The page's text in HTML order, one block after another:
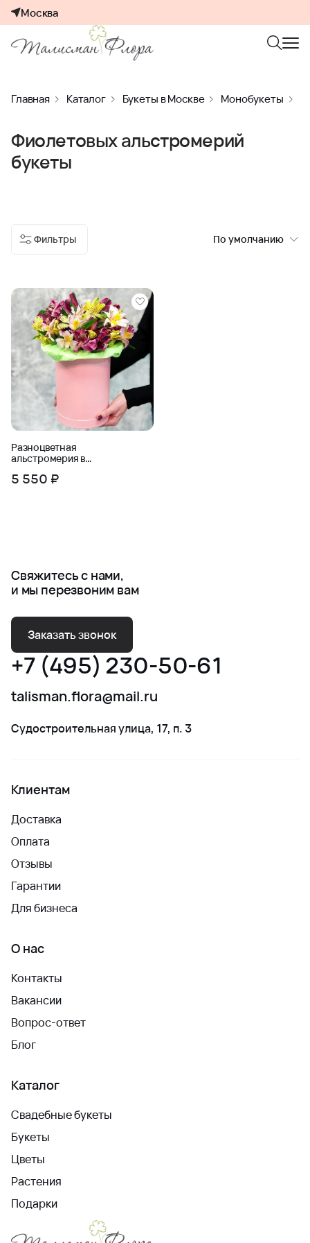
Москва
Главная Каталог Букеты в Москве Монобукеты
Фиолетовых альстромерий
букеты
Фильтры По умолчанию
Разноцветная
альстромерия в
5 550 ₽
Свяжитесь с нами,
и мы перезвоним вам
Заказать звонок
+7 (495) 230-50-61
talisman.flora@mail.ru
Судостроительная улица, 17, п. 3
Клиентам
Доставка
Оплата
Отзывы
Гарантии
Для бизнеса
О нас
Контакты
Вакансии
Вопрос-ответ
Блог
Каталог
Свадебные букеты
Букеты
Цветы
Растения
Подарки